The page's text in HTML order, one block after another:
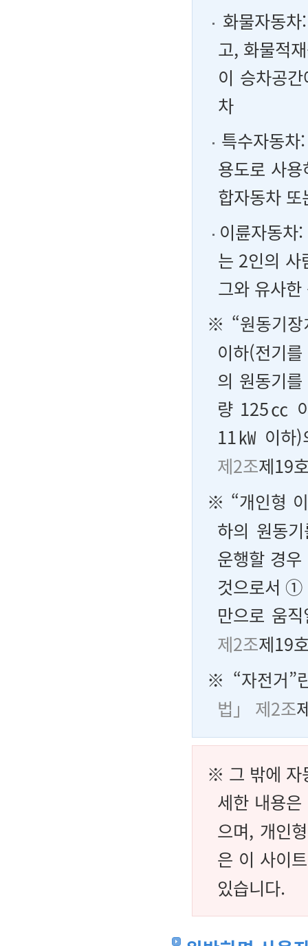
화물자동
고, 화물적
이 승차공
차
특수자동
용도로 사
합자동차
이륜자동차
는 2인의 사
그와 유사
※ “원동기
이하(전기
의 원동기
량 125㏄
11㎾ 이하)
제2조제19
※ “개인형
하의 원동
운행할 경
것으로서 ①
만으로 움
제2조제19
※ “자전거”
법」 제2조
※ 그 밖에 자
세한 내용
으며, 개인
은 이 사이
있습니다.